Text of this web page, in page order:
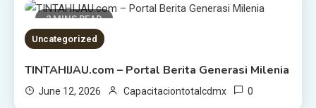
2 MINS READ
Uncategorized
TINTAHIJAU.com – Portal Berita Generasi Milenia
June 12, 2026 Capacitaciontotalcdmx 0